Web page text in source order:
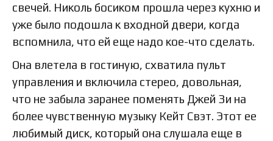
свечей. Николь босиком прошла через кухню и
уже было подошла к входной двери, когда
вспомнила, что ей еще надо кое-что сделать.
Она влетела в гостиную, схватила пульт
управления и включила стерео, довольная,
что не забыла заранее поменять Джей Зи на
более чувственную музыку Кейт Свэт. Этот ее
любимый диск, который она слушала еще в